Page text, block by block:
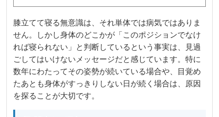
膝立てて寝る無意識は、それ単体では病気ではありま
せん。しかし身体のどこかが「このポジションでなけ
れば寝られない」と判断しているという事実は、見過
ごしてはいけないメッセージだと感じています。特に
数年にわたってその姿勢が続いている場合や、目覚め
たあとも身体がすっきりしない日が続く場合は、原因
を探ることが大切です。